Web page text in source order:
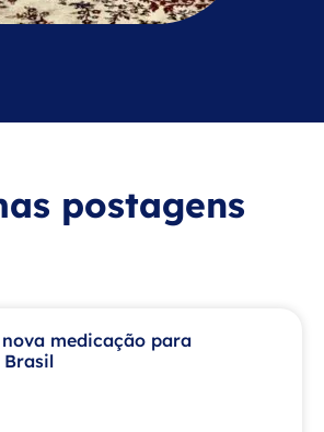
postagens
medicação para
Brasil